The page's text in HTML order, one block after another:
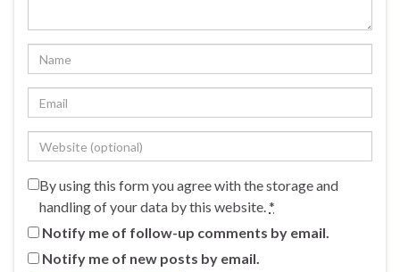
By using this form you agree with the storage and
handling of your data by this website.*
Notify me of follow-up comments by email.
Notify me of new posts by email.